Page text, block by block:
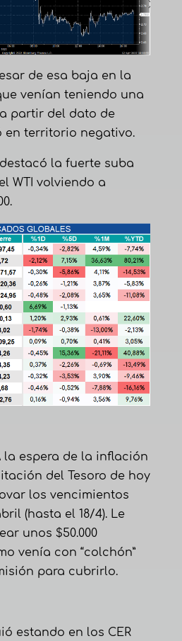
de esa baja en la
venían teniendo una
partir del dato de
en territorio negativo.
la fuerte suba
WTI volviendo a
la espera de la inflación
del Tesoro de hoy
los vencimientos
(hasta el 18/4). Le
unos $50.000
venía con “colchón”
para cubrirlo.
estando en los CER